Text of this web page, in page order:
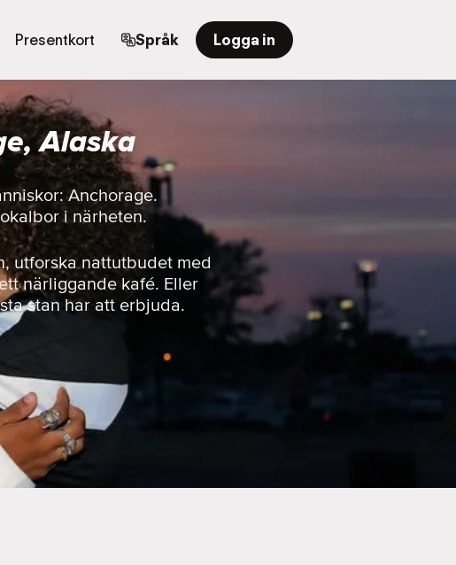
Presentkort Språk Logga in
Alaska
Anchorage.
i närheten.
utforska nattutbudet med
närliggande kafé. Eller
stan har att erbjuda.